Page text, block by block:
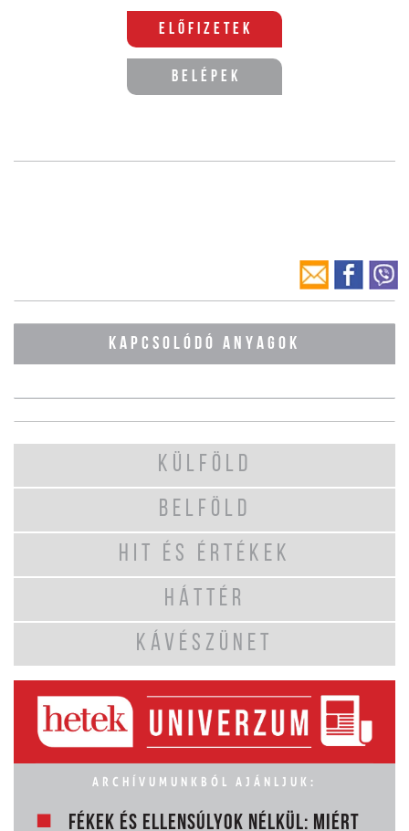
Előfizetek
Belépek
KAPCSOLÓDÓ ANYAGOK
KÜLFÖLD
BELFÖLD
HIT ÉS ÉRTÉKEK
HÁTTÉR
KÁVÉSZÜNET
ARCHÍVUMUNKBÓL AJÁNLJUK:
FÉKEK ÉS ELLENSÚLYOK NÉLKÜL: MIÉRT